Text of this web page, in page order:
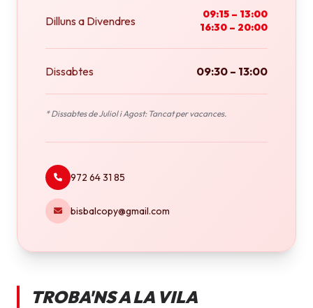
Dilluns a Divendres
09:15 – 13:00
16:30 – 20:00
Dissabtes 09:30 – 13:00
* Dissabtes de Juliol i Agost: Tancat per vacances.
972 64 31 85
bisbalcopy@gmail.com
TROBA'NS A LA VILA